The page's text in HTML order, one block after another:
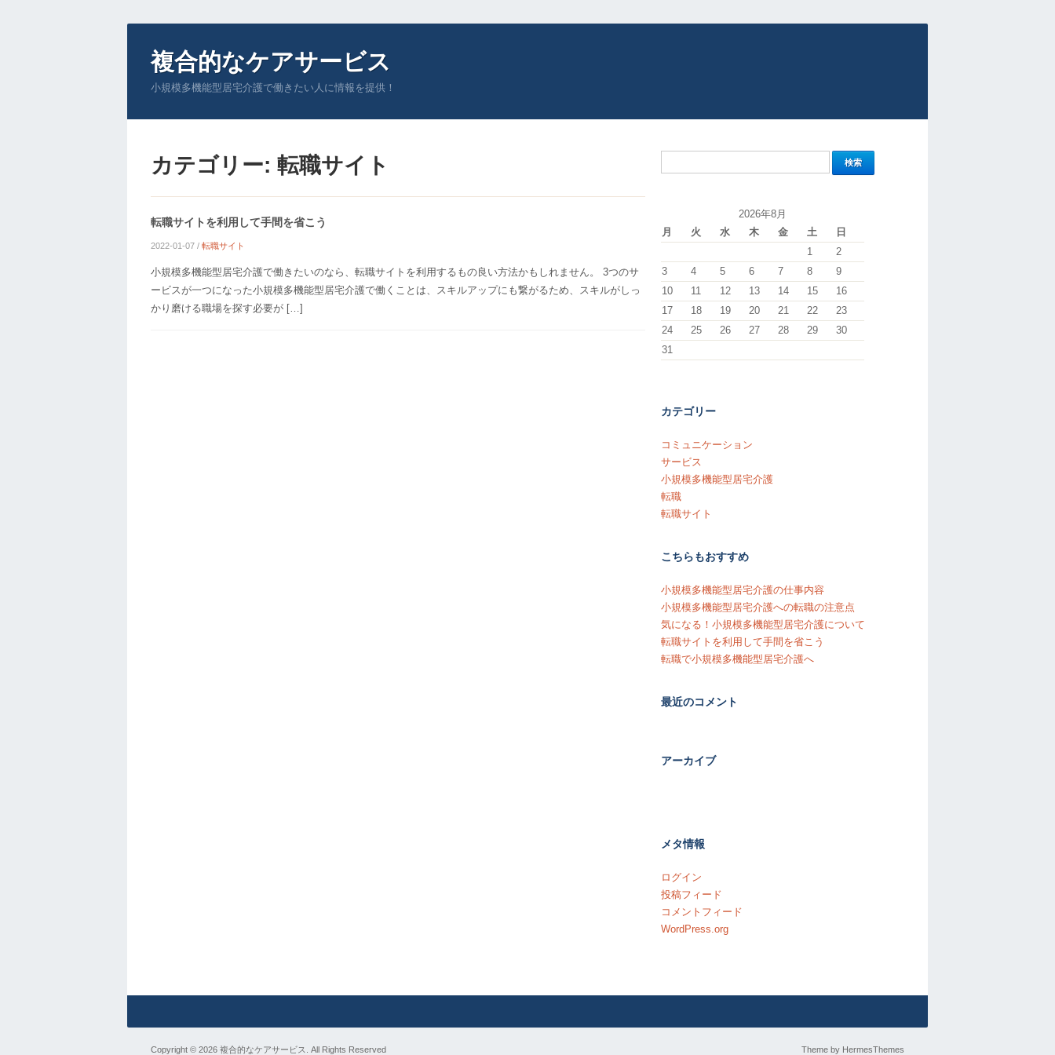
複合的なケアサービス
小規模多機能型居宅介護で働きたい人に情報を提供！
カテゴリー: 転職サイト
転職サイトを利用して手間を省こう
2022-01-07 / 転職サイト
小規模多機能型居宅介護で働きたいのなら、転職サイトを利用するもの良い方法かもしれません。 3つのサ
ービスが一つになった小規模多機能型居宅介護で働くことは、スキルアップにも繋がるため、スキルがしっ
かり磨ける職場を探す必要が […]
2026年8月
月
火 水 木 金 土
日
1
2
3
4 5 6 7 8
9
10
11 12 13 14 15
16
17
18 19 20 21 22
23
24
25 26 27 28 29
30
31
カテゴリー
コミュニケーション
サービス
小規模多機能型居宅介護
転職
転職サイト
こちらもおすすめ
小規模多機能型居宅介護の仕事内容
小規模多機能型居宅介護への転職の注意点
気になる！小規模多機能型居宅介護について
転職サイトを利用して手間を省こう
転職で小規模多機能型居宅介護へ
最近のコメント
アーカイブ
メタ情報
ログイン
投稿フィード
コメントフィード
WordPress.org
Theme by HermesThemes
Copyright © 2026 複合的なケアサービス. All Rights Reserved